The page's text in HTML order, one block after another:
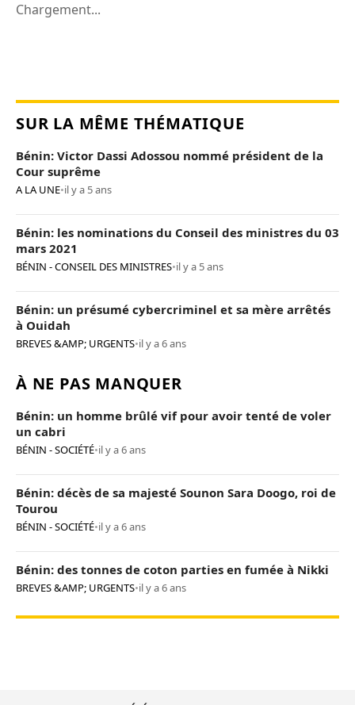
Chargement...
SUR LA MÊME THÉMATIQUE
Bénin: Victor Dassi Adossou nommé président de la
Cour suprême
A LA UNE•il y a 5 ans
Bénin: les nominations du Conseil des ministres du 03
mars 2021
BÉNIN - CONSEIL DES MINISTRES•il y a 5 ans
Bénin: un présumé cybercriminel et sa mère arrêtés
à Ouidah
BREVES &AMP; URGENTS•il y a 6 ans
À NE PAS MANQUER
Bénin: un homme brûlé vif pour avoir tenté de voler
un cabri
BÉNIN - SOCIÉTÉ•il y a 6 ans
Bénin: décès de sa majesté Sounon Sara Doogo, roi de
Tourou
BÉNIN - SOCIÉTÉ•il y a 6 ans
Bénin: des tonnes de coton parties en fumée à Nikki
BREVES &AMP; URGENTS•il y a 6 ans